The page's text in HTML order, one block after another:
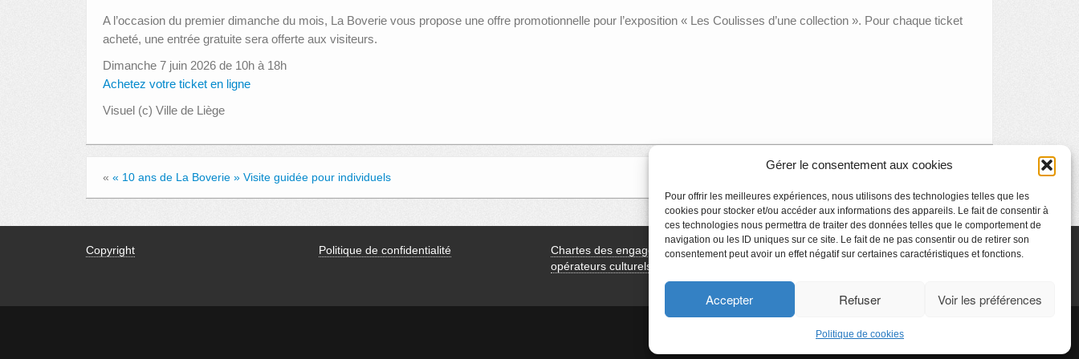
Gérer le consentement aux cookies
Pour offrir les meilleures expériences, nous utilisons des technologies telles que les
cookies pour stocker et/ou accéder aux informations des appareils. Le fait de consentir à
ces technologies nous permettra de traiter des données telles que le comportement de
navigation ou les ID uniques sur ce site. Le fait de ne pas consentir ou de retirer son
consentement peut avoir un effet négatif sur certaines caractéristiques et fonctions.
Accepter Refuser Voir les préférences
Politique de cookies
A l’occasion du premier dimanche du mois, La Boverie vous propose une offre promotionnelle pour l’exposition « Les Coulisses d’une collection ». Pour chaque ticket
acheté, une entrée gratuite sera offerte aux visiteurs.
Dimanche 7 juin 2026 de 10h à 18h
Achetez votre ticket en ligne
Visuel (c) Ville de Liège
« « 10 ans de La Boverie » Visite guidée pour individuels
Copyright Politique de confidentialité
Chartes des engagements des
opérateurs culturels
CyberChimps ©2026